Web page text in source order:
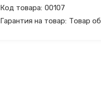
Код товара: 00107
Гарантия на товар: Товар